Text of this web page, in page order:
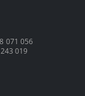
071 056
019